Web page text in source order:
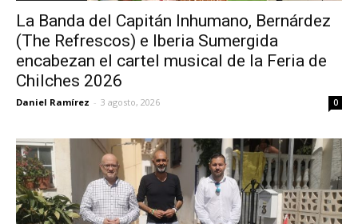
La Banda del Capitán Inhumano, Bernárdez
(The Refrescos) e Iberia Sumergida
encabezan el cartel musical de la Feria de
Chilches 2026
Daniel Ramírez - 3 agosto, 2026 0